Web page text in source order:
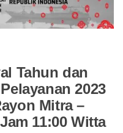
Tahun dan
2023
Mitra –
11:00 Witta